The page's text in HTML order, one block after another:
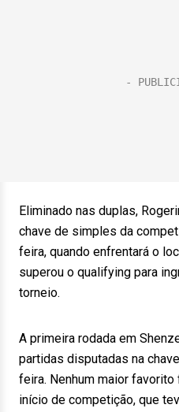
Eliminado nas duplas,
chave de simples da
feira, quando enfrentará o
superou o qualifying para
torneio.
A primeira rodada em
partidas disputadas na
feira. Nenhum maior
início de competição, que